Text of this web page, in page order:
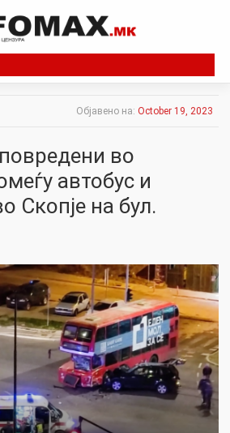
Објавено на: October 19, 2023
во
автобус и
Скопје на бул.